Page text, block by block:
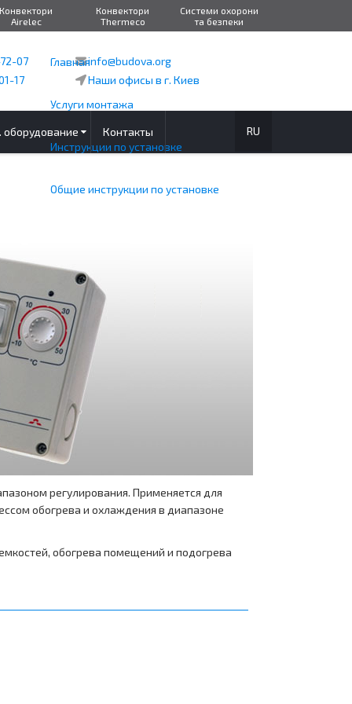
Конвектори
Airelec
Конвектори
Thermeco
Системи охорони
та безпеки
07
17
info@budova.org
Наши офисы в г. Киев
оборудование Контакты
Главная
Услуги монтажа
Инструкции по установке
Общие инструкции по установке
Обогрев в тонких полах
Теплый пол под плитку
Напольное отопление DEVIcell
Монтаж тёплого пола на OSB
Скачать документы
Прайс DEVI
RU
регулирования. Применяется для
обогрева и охлаждения в диапазоне
обогрева помещений и подогрева